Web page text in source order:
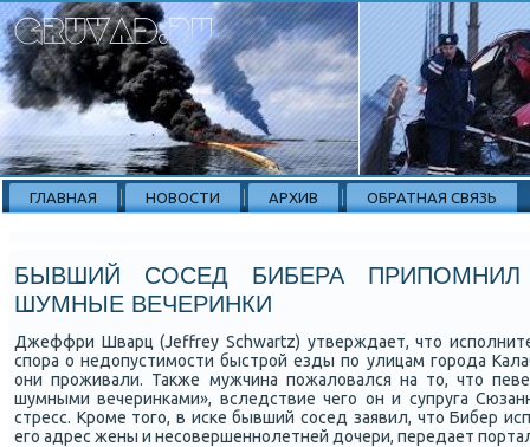
ГЛАВНАЯ НОВОСТИ АРХИВ ОБРАТНАЯ СВЯЗЬ
БЫВШИЙ СОСЕД БИБЕРА
ШУМНЫЕ ВЕЧЕРИНКИ
Джеффри Шварц (Jeffrey Schwartz) утверждает, что
спора о недопустимости быстрой езды по улицам города
они проживали. Также мужчина пожаловался на то, что
шумными вечеринками», вследствие чего он и супруга
стресс. Кроме того, в иске бывший сосед заявил, что Бибер
его адрес жены и несовершеннолетней дочери, передает